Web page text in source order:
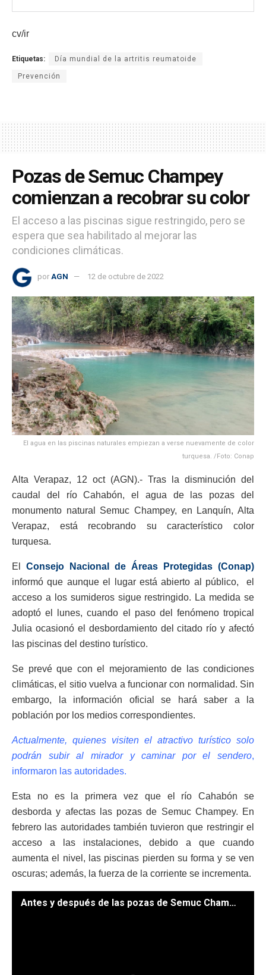
cv/ir
Etiquetas: Día mundial de la artritis reumatoide
Prevención
Pozas de Semuc Champey
comienzan a recobrar su color
El acceso a las piscinas sigue restringido, pero se
espera que sea habilitado al mejorar las
condiciones climáticas.
por AGN 12 de octubre de 2022
El agua en las piscinas naturales empiezan a verse nuevamente de color
turquesa. /Foto: Conap
Alta Verapaz, 12 oct (AGN).- Tras la disminución del
caudal del río Cahabón, el agua de las pozas del
monumento natural Semuc Champey, en Lanquín, Alta
Verapaz, está recobrando su característico color
turquesa.
El Consejo Nacional de Áreas Protegidas (Conap)
informó que aunque el lugar está abierto al público, el
acceso a los sumideros sigue restringido. La medida se
adoptó el lunes, cuando el paso del fenómeno tropical
Julia ocasionó el desbordamiento del citado río y afectó
las piscinas del destino turístico.
Se prevé que con el mejoramiento de las condiciones
climáticas, el sitio vuelva a funcionar con normalidad. Sin
embargo, la información oficial se hará saber a la
población por los medios correspondientes.
Actualmente, quienes visiten el atractivo turístico solo
podrán subir al mirador y caminar por el sendero,
informaron las autoridades.
Esta no es la primera vez que el río Cahabón se
desborda y afectas las pozas de Semuc Champey. En
febrero las autoridades también tuvieron que restringir el
acceso a las instalaciones, debido a que cuando
aumenta el nivel, las piscinas pierden su forma y se ven
oscuras; además, la fuerza de la corriente se incrementa.
Antes y después de las pozas de Semuc Champey, tras el paso del ciclón tropical Julia. /Fotos: Conap